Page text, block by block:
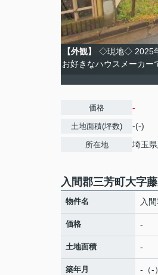
【外観】
◇現地◇ 2025年
お好きなハウスメーカー
価格 -
土地面積(坪数) -(-)
所在地 埼玉県
入間郡三芳町大字
物件名 入
価格 -
土地面積 -
築年月 -（-）